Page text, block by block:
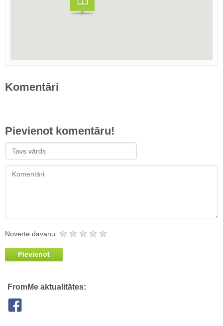
Komentāri
Pievienot komentāru!
Novērtē dāvanu:
Pievienot
FromMe aktualitātes: